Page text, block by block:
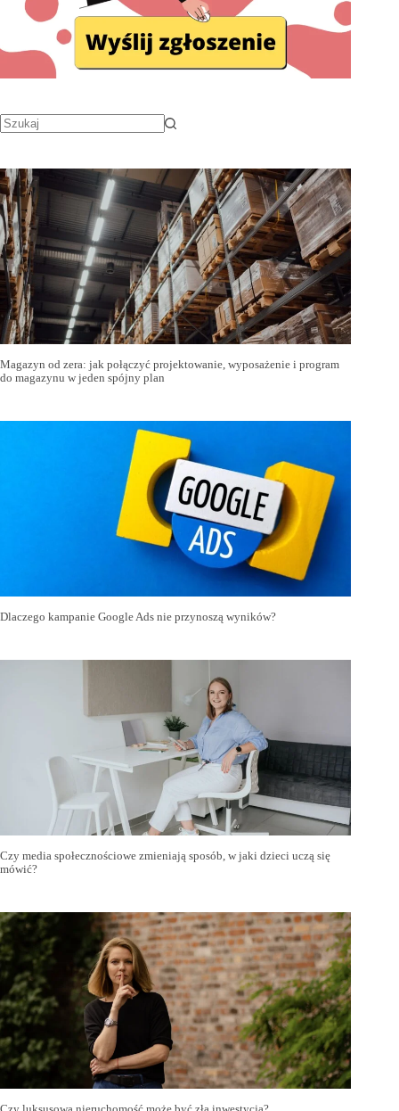
Magazyn od zera: jak połączyć projektowanie, wyposażenie i program
do magazynu w jeden spójny plan
Dlaczego kampanie Google Ads nie przynoszą wyników?
Czy media społecznościowe zmieniają sposób, w jaki dzieci uczą się
mówić?